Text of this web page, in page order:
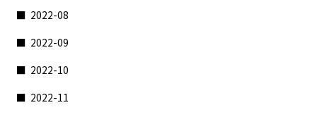
2022-08
2022-09
2022-10
2022-11